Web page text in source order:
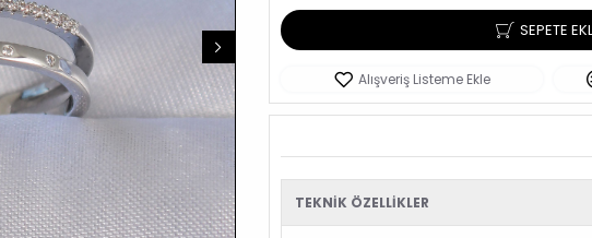
SEPETE
Alışveriş Listeme Ekle
TEKNIK ÖZELLIKLER